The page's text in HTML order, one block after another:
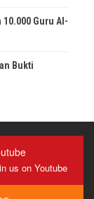
Guru Al-
Bukti
us on Youtube